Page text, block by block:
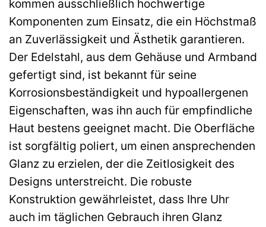
kommen ausschließlich hochwertige
Komponenten zum Einsatz, die ein Höchstmaß
an Zuverlässigkeit und Ästhetik garantieren.
Der Edelstahl, aus dem Gehäuse und Armband
gefertigt sind, ist bekannt für seine
Korrosionsbeständigkeit und hypoallergenen
Eigenschaften, was ihn auch für empfindliche
Haut bestens geeignet macht. Die Oberfläche
ist sorgfältig poliert, um einen ansprechenden
Glanz zu erzielen, der die Zeitlosigkeit des
Designs unterstreicht. Die robuste
Konstruktion gewährleistet, dass Ihre Uhr
auch im täglichen Gebrauch ihren Glanz